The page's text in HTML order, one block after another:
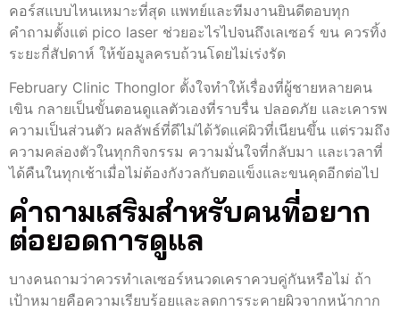
คอร์สแบบไหนเหมาะที่สุด แพทย์และทีมงานยินดีตอบทุก
คำถามตั้งแต่ pico laser ช่วยอะไรไปจนถึงเลเซอร์ ขน ควรทิ้ง
ระยะกี่สัปดาห์ ให้ข้อมูลครบถ้วนโดยไม่เร่งรัด
February Clinic Thonglor ตั้งใจทำให้เรื่องที่ผู้ชายหลายคน
เขิน กลายเป็นขั้นตอนดูแลตัวเองที่ราบรื่น ปลอดภัย และเคารพ
ความเป็นส่วนตัว ผลลัพธ์ที่ดีไม่ได้วัดแค่ผิวที่เนียนขึ้น แต่รวมถึง
ความคล่องตัวในทุกกิจกรรม ความมั่นใจที่กลับมา และเวลาที่
ได้คืนในทุกเช้าเมื่อไม่ต้องกังวลกับตอแข็งและขนคุดอีกต่อไป
คำถามเสริมสำหรับคนที่อยาก
ต่อยอดการดูแล
บางคนถามว่าควรทำเลเซอร์หนวดเคราควบคู่กันหรือไม่ ถ้า
เป้าหมายคือความเรียบร้อยและลดการระคายผิวจากหน้ากาก